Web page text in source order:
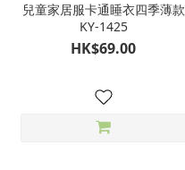
兒童家居服卡通睡衣四季薄款
KY-1425
HK$69.00